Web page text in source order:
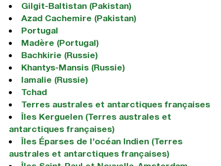
Gilgit-Baltistan (Pakistan)
Azad Cachemire (Pakistan)
Portugal
Madère (Portugal)
Bachkirie (Russie)
Khantys-Mansis (Russie)
Iamalie (Russie)
Tchad
Terres australes et antarctiques françaises
Îles Kerguelen (Terres australes et
antarctiques françaises)
Îles Éparses de l'océan Indien (Terres
australes et antarctiques françaises)